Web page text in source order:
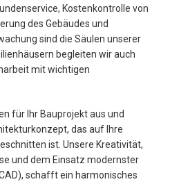
Kostenkontrolle von
des Gebäudes und
sind die Säulen unserer
begleiten wir auch
mit wichtigen
für Ihr Bauprojekt aus und
das auf Ihre
ist. Unsere Kreativität,
und dem Einsatz modernster
schafft ein harmonisches